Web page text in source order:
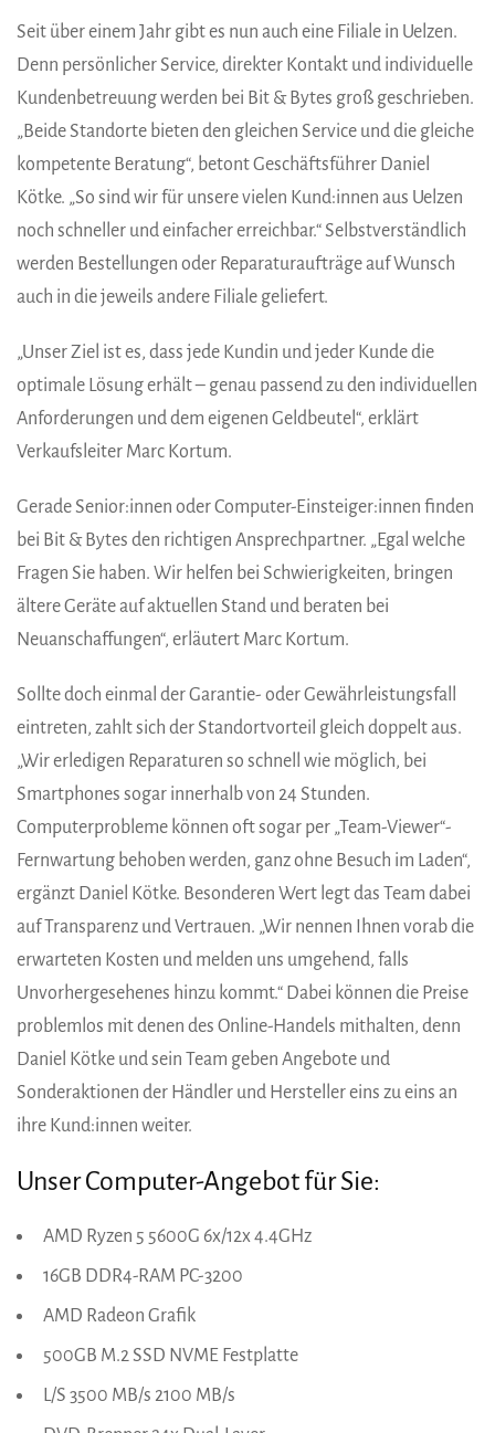
Seit über einem Jahr gibt es nun auch eine Filiale in Uelzen.
Denn persönlicher Service, direkter Kontakt und individuelle
Kundenbetreuung werden bei Bit & Bytes groß geschrieben.
„Beide Standorte bieten den gleichen Service und die gleiche
kompetente Beratung“, betont Geschäftsführer Daniel
Kötke. „So sind wir für unsere vielen Kund:innen aus Uelzen
noch schneller und einfacher erreichbar.“ Selbstverständlich
werden Bestellungen oder Reparaturaufträge auf Wunsch
auch in die jeweils andere Filiale geliefert.
„Unser Ziel ist es, dass jede Kundin und jeder Kunde die
optimale Lösung erhält – genau passend zu den individuellen
Anforderungen und dem eigenen Geldbeutel“, erklärt
Verkaufsleiter Marc Kortum.
Gerade Senior:innen oder Computer-Einsteiger:innen finden
bei Bit & Bytes den richtigen Ansprechpartner. „Egal welche
Fragen Sie haben. Wir helfen bei Schwierigkeiten, bringen
ältere Geräte auf aktuellen Stand und beraten bei
Neuanschaffungen“, erläutert Marc Kortum.
Sollte doch einmal der Garantie- oder Gewährleistungsfall
eintreten, zahlt sich der Standortvorteil gleich doppelt aus.
„Wir erledigen Reparaturen so schnell wie möglich, bei
Smartphones sogar innerhalb von 24 Stunden.
Computerprobleme können oft sogar per „Team-Viewer“-
Fernwartung behoben werden, ganz ohne Besuch im Laden“,
ergänzt Daniel Kötke. Besonderen Wert legt das Team dabei
auf Transparenz und Vertrauen. „Wir nennen Ihnen vorab die
erwarteten Kosten und melden uns umgehend, falls
Unvorhergesehenes hinzu kommt.“ Dabei können die Preise
problemlos mit denen des Online-Handels mithalten, denn
Daniel Kötke und sein Team geben Angebote und
Sonderaktionen der Händler und Hersteller eins zu eins an
ihre Kund:innen weiter.
Unser Computer-Angebot für Sie:
AMD Ryzen 5 5600G 6x/12x 4.4GHz
16GB DDR4-RAM PC-3200
AMD Radeon Grafik
500GB M.2 SSD NVME Festplatte
L/S 3500 MB/s 2100 MB/s